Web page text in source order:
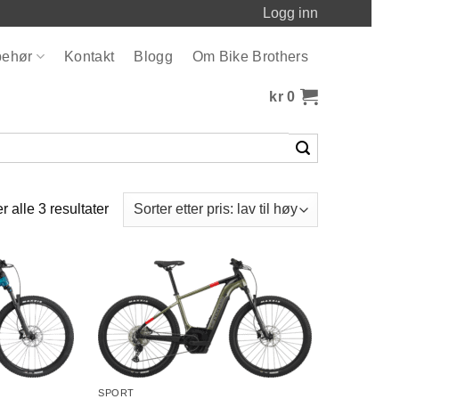
Logg inn
Kontakt Blogg Om Bike Brothers
kr 0
alle 3 resultaterSortert
etter
høy
SPORT